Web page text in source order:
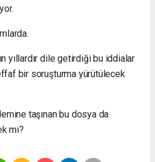
yıllardır dile getirdiği bu iddialar
bir soruşturma yürütülecek
taşınan bu dosya da
mi?